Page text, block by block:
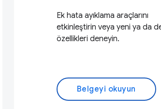
Ek hata ayıklama araçlarını
etkinleştirin veya yeni ya da
özellikleri deneyin.
Belgeyi okuyun